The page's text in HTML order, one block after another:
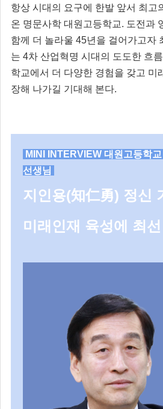
항상 시대의 요구에 한발 앞서 최고
온 명문사학 대원고등학교. 도전과
함께 더 놀라울 45년을 걸어가고자
는 4차 산업혁명 시대의 도도한 흐
학교에서 더 다양한 경험을 갖고 미
장해 나가길 기대해 본다.
MINI INTERVIEW 대원고등학
선생님
지인용(知仁勇) 정신
미래인재 육성에 최